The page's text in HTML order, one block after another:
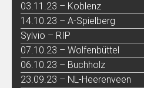
03.11.23 – Koblenz
14.10.23 – A-Spielberg
Sylvio – RIP
07.10.23 – Wolfenbüttel
06.10.23 – Buchholz
23.09.23 – NL-Heerenveen